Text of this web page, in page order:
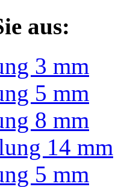
aus:
3 mm
5 mm
8 mm
14 mm
5 mm